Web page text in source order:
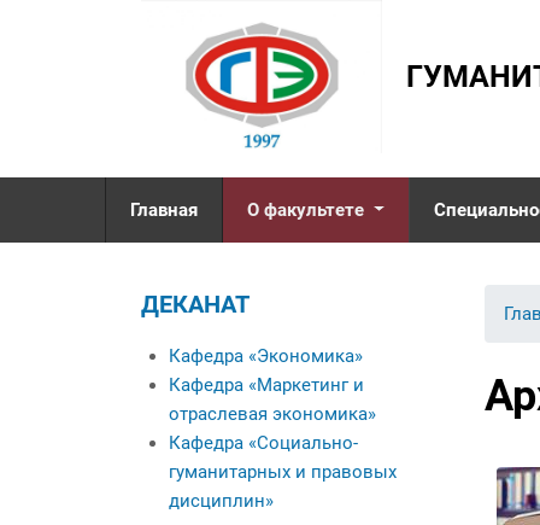
Главная О факультете
Кафедра «Экономика»
отраслевая
экономика»
Кафедра «Социально-
гуманитарных и
правовых дисциплин»
Именные стипендиаты
ДЕКАНАТ
Кафедра «Экономика»
Кафедра «Маркетинг и
отраслевая экономика»
Кафедра «Социально-
гуманитарных и правовых
дисциплин»